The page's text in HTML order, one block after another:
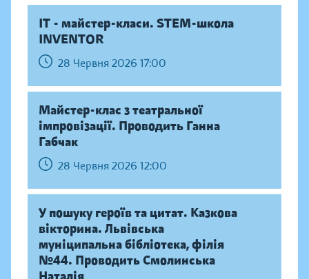
IT - майстер-класи. STEM-школа
INVENTOR
28 Червня 2026 17:00
Майстер-клас з театральної
імпровізації. Проводить Ганна
Габчак
28 Червня 2026 12:00
У пошуку героїв та цитат. Казкова
вікторина. Львівська
муніципальна бібліотека, філія
№44. Проводить Смолинська